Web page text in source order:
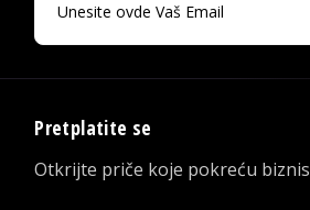
Pretplatite se
Otkrijte priče koje pokreću biznis